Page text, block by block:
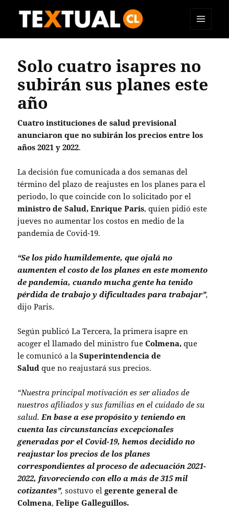
Solo cuatro isapres no
subirán sus planes este
año
Cuatro instituciones de salud previsional
anunciaron que no subirán los precios entre los
años 2021 y 2022.
La decisión fue comunicada a dos semanas del
término del plazo de reajustes en los planes para el
periodo, lo que coincide con lo solicitado por el
ministro de Salud, Enrique Paris, quien pidió este
jueves no aumentar los costos en medio de la
pandemia de Covid-19.
“Se los pido humildemente, que ojalá no
aumenten el costo de los planes en este momento
de pandemia, cuando mucha gente ha tenido
pérdida de trabajo y dificultades para trabajar”,
dijo Paris.
Según publicó La Tercera, la primera isapre en
acoger el llamado del ministro fueColmena,que
le comunicó a laSuperintendencia de
Saludque no reajustará sus precios.
“Nuestra principal motivación es ser aliados de
nuestros afiliados y sus familias en el cuidado de su
salud. En base a ese propósito y teniendo en
cuenta las circunstancias excepcionales
generadas por el Covid-19, hemos decidido no
reajustar los precios de los planes
correspondientes al proceso de adecuación 2021-
2022, favoreciendo con ello a más de 315 mil
cotizantes”, sostuvo elgerente general de
Colmena,Felipe Galleguillos.